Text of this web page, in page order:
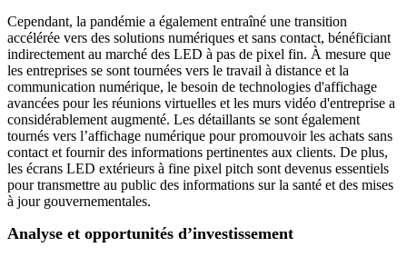
Cependant, la pandémie a également entraîné une transition
accélérée vers des solutions numériques et sans contact, bénéficiant
indirectement au marché des LED à pas de pixel fin. À mesure que
les entreprises se sont tournées vers le travail à distance et la
communication numérique, le besoin de technologies d'affichage
avancées pour les réunions virtuelles et les murs vidéo d'entreprise a
considérablement augmenté. Les détaillants se sont également
tournés vers l’affichage numérique pour promouvoir les achats sans
contact et fournir des informations pertinentes aux clients. De plus,
les écrans LED extérieurs à fine pixel pitch sont devenus essentiels
pour transmettre au public des informations sur la santé et des mises
à jour gouvernementales.
Analyse et opportunités d’investissement